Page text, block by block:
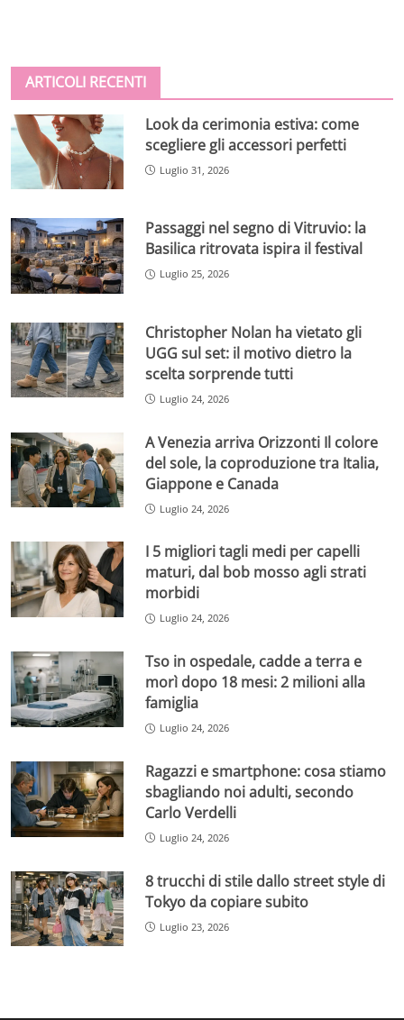
ARTICOLI RECENTI
Look da cerimonia estiva: come
scegliere gli accessori perfetti
Luglio 31, 2026
Passaggi nel segno di Vitruvio: la
Basilica ritrovata ispira il festival
Luglio 25, 2026
Christopher Nolan ha vietato gli
UGG sul set: il motivo dietro la
scelta sorprende tutti
Luglio 24, 2026
A Venezia arriva Orizzonti Il colore
del sole, la coproduzione tra Italia,
Giappone e Canada
Luglio 24, 2026
I 5 migliori tagli medi per capelli
maturi, dal bob mosso agli strati
morbidi
Luglio 24, 2026
Tso in ospedale, cadde a terra e
morì dopo 18 mesi: 2 milioni alla
famiglia
Luglio 24, 2026
Ragazzi e smartphone: cosa stiamo
sbagliando noi adulti, secondo
Carlo Verdelli
Luglio 24, 2026
8 trucchi di stile dallo street style di
Tokyo da copiare subito
Luglio 23, 2026